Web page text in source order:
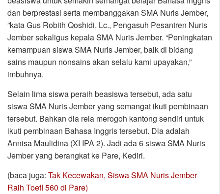
dan berprestasi serta membanggakan SMA Nuris Jember,
”kata Gus Robith Qoshidi, Lc., Pengasuh Pesantren Nuris
Jember sekaligus kepala SMA Nuris Jember. “Peningkatan
kemampuan siswa SMA Nuris Jember, baik di bidang
sains maupun nonsains akan selalu kami upayakan,”
imbuhnya.
Selain lima siswa peraih beasiswa tersebut, ada satu
siswa SMA Nuris Jember yang semangat ikuti pembinaan
tersebut. Bahkan dia rela merogoh kantong sendiri untuk
ikuti pembinaan Bahasa Inggris tersebut. Dia adalah
Annisa Maulidina (XI IPA 2). Jadi ada 6 siswa SMA Nuris
Jember yang berangkat ke Pare, Kediri.
(baca juga: Tak Kecewakan, Siswa SMA Nuris Jember
Raih Toefl 560 di Pare)